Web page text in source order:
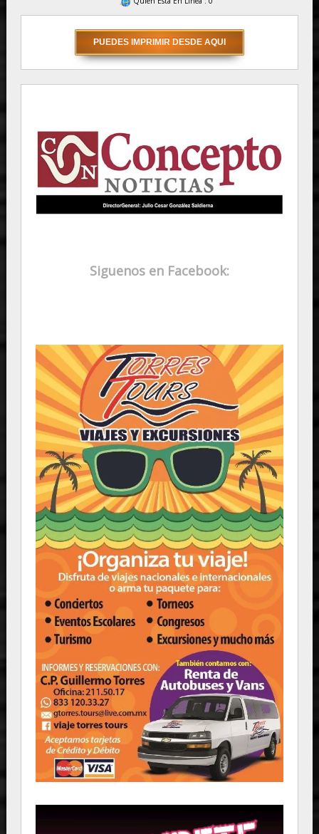
Siguenos en Facebook: